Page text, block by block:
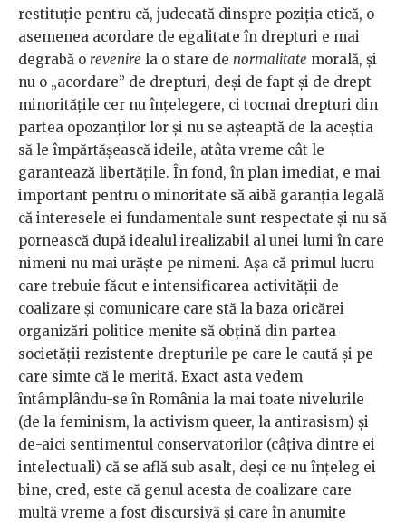
restituție pentru că, judecată dinspre poziția etică, o
asemenea acordare de egalitate în drepturi e mai
degrabă o revenire la o stare de normalitate morală, și
nu o „acordare” de drepturi, deși de fapt și de drept
minoritățile cer nu înțelegere, ci tocmai drepturi din
partea opozanților lor și nu se așteaptă de la aceștia
să le împărtășească ideile, atâta vreme cât le
garantează libertățile. În fond, în plan imediat, e mai
important pentru o minoritate să aibă garanția legală
că interesele ei fundamentale sunt respectate și nu să
pornească după idealul irealizabil al unei lumi în care
nimeni nu mai urăște pe nimeni. Așa că primul lucru
care trebuie făcut e intensificarea activității de
coalizare și comunicare care stă la baza oricărei
organizări politice menite să obțină din partea
societății rezistente drepturile pe care le caută și pe
care simte că le merită. Exact asta vedem
întâmplându-se în România la mai toate nivelurile
(de la feminism, la activism queer, la antirasism) și
de-aici sentimentul conservatorilor (câțiva dintre ei
intelectuali) că se află sub asalt, deși ce nu înțeleg ei
bine, cred, este că genul acesta de coalizare care
multă vreme a fost discursivă și care în anumite